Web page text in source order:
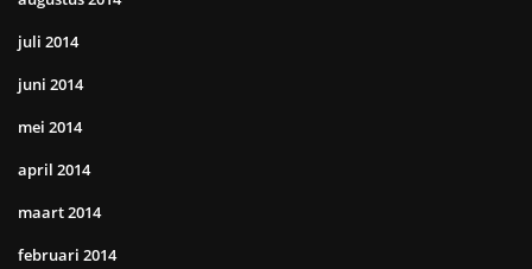
juli 2014
juni 2014
mei 2014
april 2014
maart 2014
februari 2014